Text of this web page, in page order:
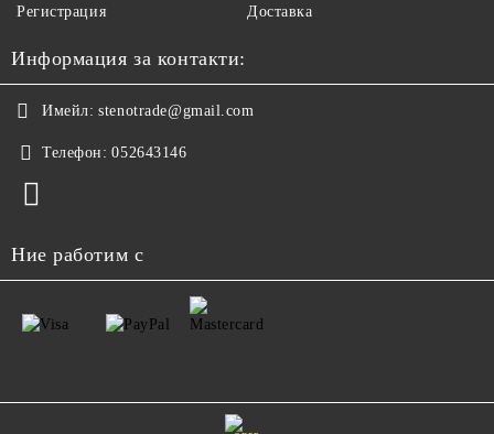
Регистрация Доставка
Информация за контакти:
Имейл: stenotrade@gmail.com
Телефон: 052643146
Ние работим с